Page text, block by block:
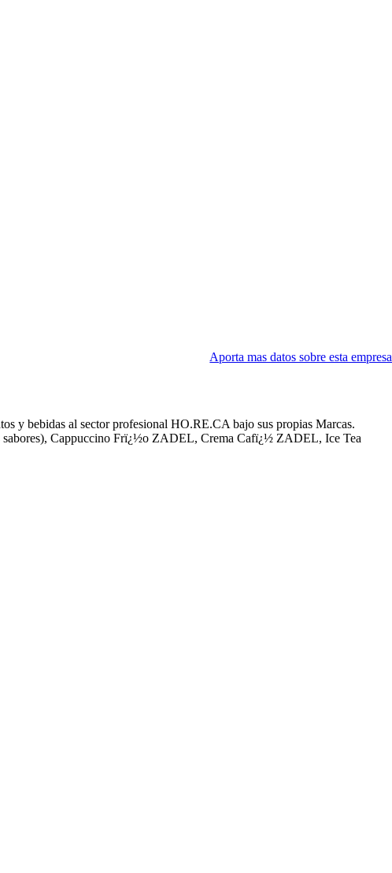
Aporta mas datos sobre esta empresa
y bebidas al sector profesional HO.RE.CA bajo sus propias Marcas.
Cappuccino Frï¿½o ZADEL, Crema Cafï¿½ ZADEL, Ice Tea